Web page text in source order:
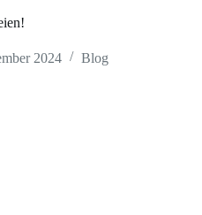
2024 Blog